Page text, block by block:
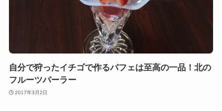
自分で狩ったイチゴで作るパフェは至高の一品！北の
フルーツパーラー
2017年3月2日